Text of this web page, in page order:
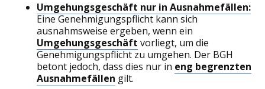
Umgehungsgeschäft nur in Ausnahmefällen:
Eine Genehmigungspflicht kann sich
ausnahmsweise ergeben, wenn ein
Umgehungsgeschäft vorliegt, um die
Genehmigungspflicht zu umgehen. Der BGH
betont jedoch, dass dies nur in eng begrenzten
Ausnahmefällen gilt.